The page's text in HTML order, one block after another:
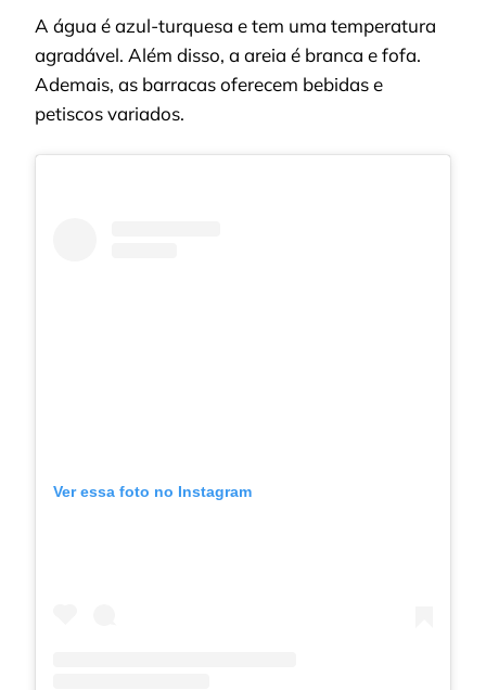
A água é azul-turquesa e tem uma temperatura
agradável. Além disso, a areia é branca e fofa.
Ademais, as barracas oferecem bebidas e
petiscos variados.
Ver essa foto no Instagram